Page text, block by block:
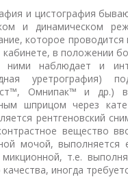
и цистография
и динамическом
которое
кабинете, в положении
наблюдает и
уретрография)
Омнипак™ и др.)
шприцом через
рентгеновский
вещество
мочой, выполняется
микционной, т.е.
иногда